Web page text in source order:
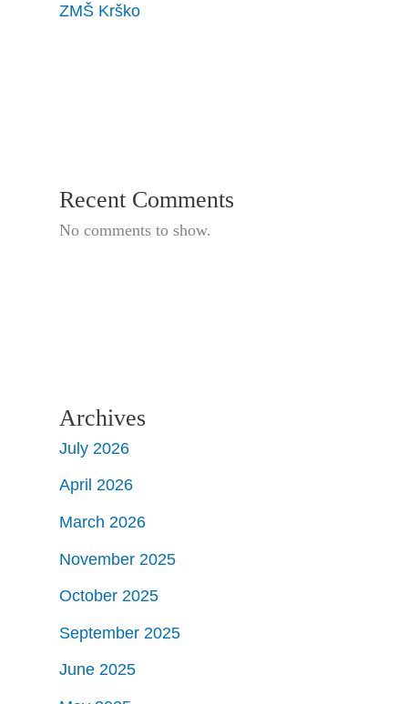
ZMŠ Krško
Recent Comments
No comments to show.
Archives
July 2026
April 2026
March 2026
November 2025
October 2025
September 2025
June 2025